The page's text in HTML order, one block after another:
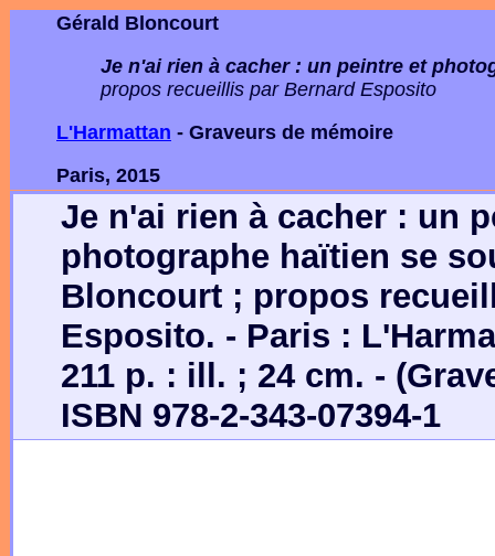
Gérald Bloncourt
Je n'ai rien à cacher : un peintre et
propos recueillis par Bernard Esposito
L'Harmattan - Graveurs de mémoire
Paris, 2015
Je n'ai rien à cacher : un
photographe haïtien se
Bloncourt ; propos
Esposito. - Paris :
211 p. : ill. ; 24 cm. -
ISBN 978-2-343-07394-1